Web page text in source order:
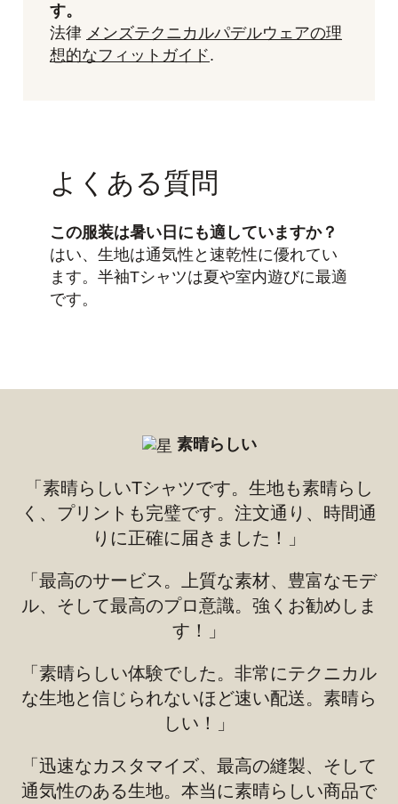
す。
法律 メンズテクニカルパデルウェアの理
想的なフィットガイド.
よくある質問
この服装は暑い日にも適していますか？
はい、生地は通気性と速乾性に優れてい
ます。半袖Tシャツは夏や室内遊びに最適
です。
素晴らしい
「素晴らしいTシャツです。生地も素晴らし
く、プリントも完璧です。注文通り、時間通
りに正確に届きました！」
「最高のサービス。上質な素材、豊富なモデ
ル、そして最高のプロ意識。強くお勧めしま
す！」
「素晴らしい体験でした。非常にテクニカル
な生地と信じられないほど速い配送。素晴ら
しい！」
「迅速なカスタマイズ、最高の縫製、そして
通気性のある生地。本当に素晴らしい商品で